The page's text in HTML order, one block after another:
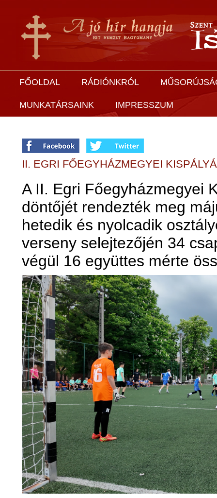
FŐOLDAL RÁDIÓNKRÓL
MUNKATÁRSAINK IMPRESSZUM
II. EGRI FŐEGYHÁZMEGYEI
A II. Egri Főegyházmegyei
döntőjét rendezték meg
hetedik és nyolcadik
verseny selejtezőjén 34
végül 16 együttes mérte